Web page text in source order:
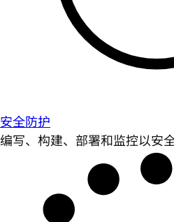
安全防护
编写、构建、部署和监控以安